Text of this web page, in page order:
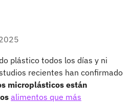
plástico todos los días y ni
recientes han confirmado
microplásticos están
alimentos que más